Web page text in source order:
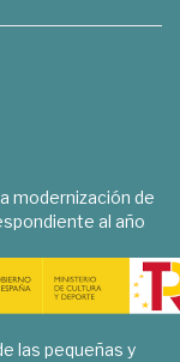
modernización de
al año
las pequeñas y